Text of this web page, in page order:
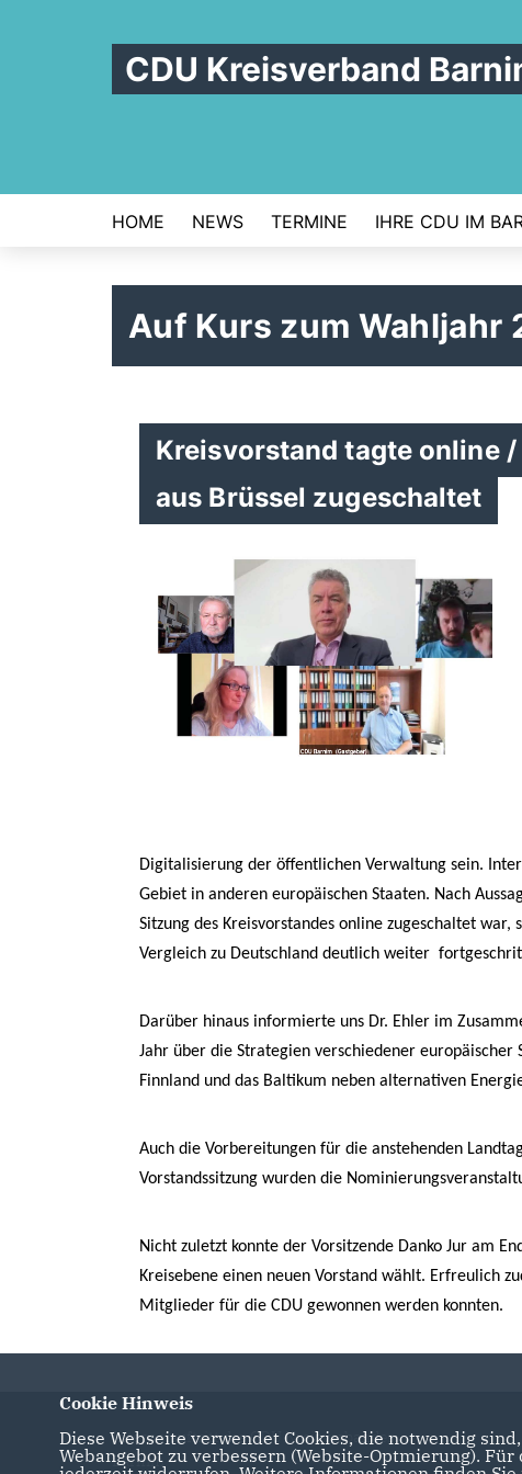
CDU Kreisverband
HOME NEWS TERMINE IHRE CDU IM
Auf Kurs zum Wahljahr
Kreisvorstand tagte online
aus Brüssel zugeschaltet
Digitalisierung der öffentlichen Verwaltung sein.
Gebiet in anderen europäischen Staaten. Nach
Sitzung des Kreisvorstandes online zugeschaltet
Vergleich zu Deutschland deutlich weiter
Darüber hinaus informierte uns Dr. Ehler im
Jahr über die Strategien verschiedener europäischer
Finnland und das Baltikum neben alternativen
Auch die Vorbereitungen für die anstehenden
Vorstandssitzung wurden die
Nicht zuletzt konnte der Vorsitzende Danko Jur am
Kreisebene einen neuen Vorstand wählt. Erfreulich
Mitglieder für die CDU gewonnen werden konnten.
Internetauftritt des CDU Kreisverbandes
Barnim
Cookie Hinweis
Diese Webseite verwendet Cookies, die notwendig
Webangebot zu verbessern (Website-Optmierung).